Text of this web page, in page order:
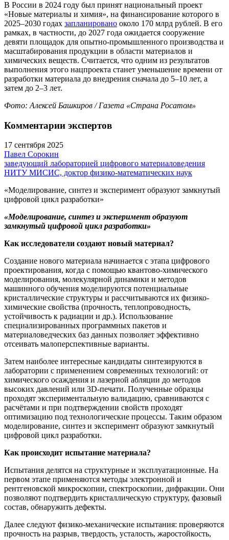
В России в 2024 году был принят национальный проект
«Новые материалы и химия», на финансирование которого в
2025–2030 годах запланировано около 170 млрд рублей. В его
рамках, в частности, до 2027 года ожидается сооружение
девяти площадок для опытно-промышленного производства и
масштабирования продукции в области материалов и
химических веществ. Считается, что одним из результатов
выполнения этого нацпроекта станет уменьшение времени от
разработки материала до внедрения сначала до 5–10 лет, а
затем до 2–3 лет.
Фото: Алексей Башкиров / Газета «Страна Росатом»
Комментарии экспертов
17 сентября 2025
Павел Сорокин
заведующий лабораторией цифрового материаловедения
НИТУ МИСИС, доктор физико-математических наук
«Моделирование, синтез и эксперимент образуют замкнутый
цифровой цикл разработки»
«Моделирование, синтез и эксперимент образуют
замкнутый цифровой цикл разработки»
Как исследователи создают новый материал?
Создание нового материала начинается с этапа цифрового
проектирования, когда с помощью квантово-химического
моделирования, молекулярной динамики и методов
машинного обучения моделируются потенциальные
кристаллические структуры и рассчитываются их физико-
химические свойства (прочность, теплопроводность,
устойчивость к радиации и др.). Использование
специализированных программных пакетов и
материаловедческих баз данных позволяет эффективно
отсеивать малоперспективные варианты.
Затем наиболее интересные кандидаты синтезируются в
лаборатории с применением современных технологий: от
химического осаждения и лазерной абляции до методов
высоких давлений или 3D-печати. Полученные образцы
проходят экспериментальную валидацию, сравниваются с
расчётами и при подтверждении свойств проходят
оптимизацию под технологические процессы. Таким образом
моделирование, синтез и эксперимент образуют замкнутый
цифровой цикл разработки.
Как происходит испытание материала?
Испытания делятся на структурные и эксплуатационные. На
первом этапе применяются методы электронной и
рентгеновской микроскопии, спектроскопии, дифракции. Они
позволяют подтвердить кристаллическую структуру, фазовый
состав, обнаружить дефекты.
Далее следуют физико-механические испытания: проверяются
прочность на разрыв, твердость, усталость, жаростойкость,